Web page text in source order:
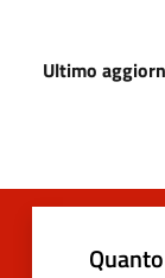
Ultimo